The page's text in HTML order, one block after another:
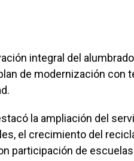
integral del
de modernización con
la ampliación del
el crecimiento del
participación de